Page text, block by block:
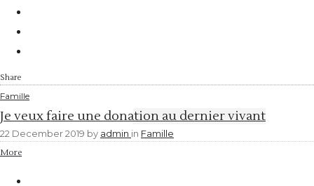
Share
Famille
Je veux faire une donation au dernier vivant
22 December 2019 by admin in Famille
More